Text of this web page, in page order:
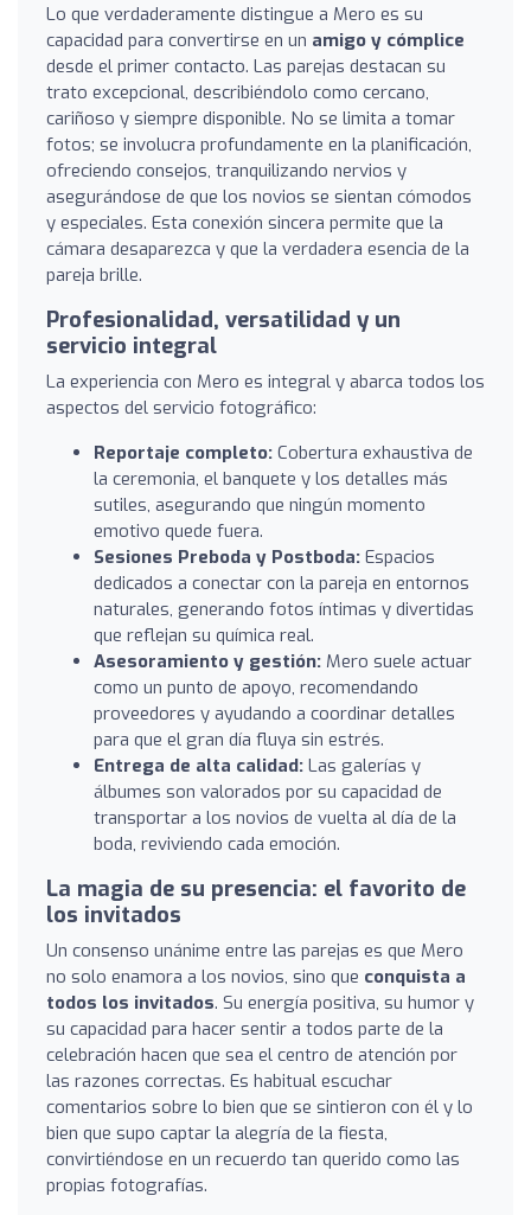
Lo que verdaderamente distingue a Mero es su
capacidad para convertirse en un amigo y cómplice
desde el primer contacto. Las parejas destacan su
trato excepcional, describiéndolo como cercano,
cariñoso y siempre disponible. No se limita a tomar
fotos; se involucra profundamente en la planificación,
ofreciendo consejos, tranquilizando nervios y
asegurándose de que los novios se sientan cómodos
y especiales. Esta conexión sincera permite que la
cámara desaparezca y que la verdadera esencia de la
pareja brille.
Profesionalidad, versatilidad y un
servicio integral
La experiencia con Mero es integral y abarca todos los
aspectos del servicio fotográfico:
Reportaje completo: Cobertura exhaustiva de
la ceremonia, el banquete y los detalles más
sutiles, asegurando que ningún momento
emotivo quede fuera.
Sesiones Preboda y Postboda: Espacios
dedicados a conectar con la pareja en entornos
naturales, generando fotos íntimas y divertidas
que reflejan su química real.
Asesoramiento y gestión: Mero suele actuar
como un punto de apoyo, recomendando
proveedores y ayudando a coordinar detalles
para que el gran día fluya sin estrés.
Entrega de alta calidad: Las galerías y
álbumes son valorados por su capacidad de
transportar a los novios de vuelta al día de la
boda, reviviendo cada emoción.
La magia de su presencia: el favorito de
los invitados
Un consenso unánime entre las parejas es que Mero
no solo enamora a los novios, sino que conquista a
todos los invitados. Su energía positiva, su humor y
su capacidad para hacer sentir a todos parte de la
celebración hacen que sea el centro de atención por
las razones correctas. Es habitual escuchar
comentarios sobre lo bien que se sintieron con él y lo
bien que supo captar la alegría de la fiesta,
convirtiéndose en un recuerdo tan querido como las
propias fotografías.